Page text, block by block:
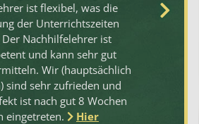
ist flexibel, was die
der Unterrichtszeiten
Nachhilfelehrer ist
und kann sehr gut
Wir (hauptsächlich
sind sehr zufrieden und
ist nach gut 8 Wochen
eingetreten.
Hier